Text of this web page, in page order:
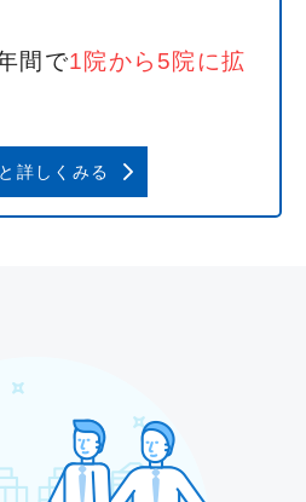
間で1院から5院に拡
詳しくみる